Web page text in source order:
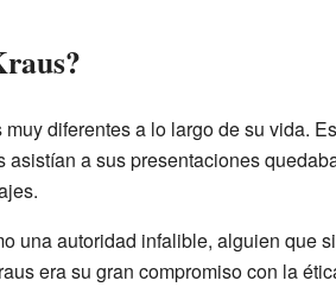
diferentes a lo largo de su vida.
asistían a sus presentaciones
una autoridad infalible, alguien que
era su gran compromiso con la